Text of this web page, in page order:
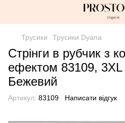
Трусики Трусики Dyana
Стрінги в рубчик з
ефектом 83109,
Бежевий
Артикул: 83109 Написати відгук